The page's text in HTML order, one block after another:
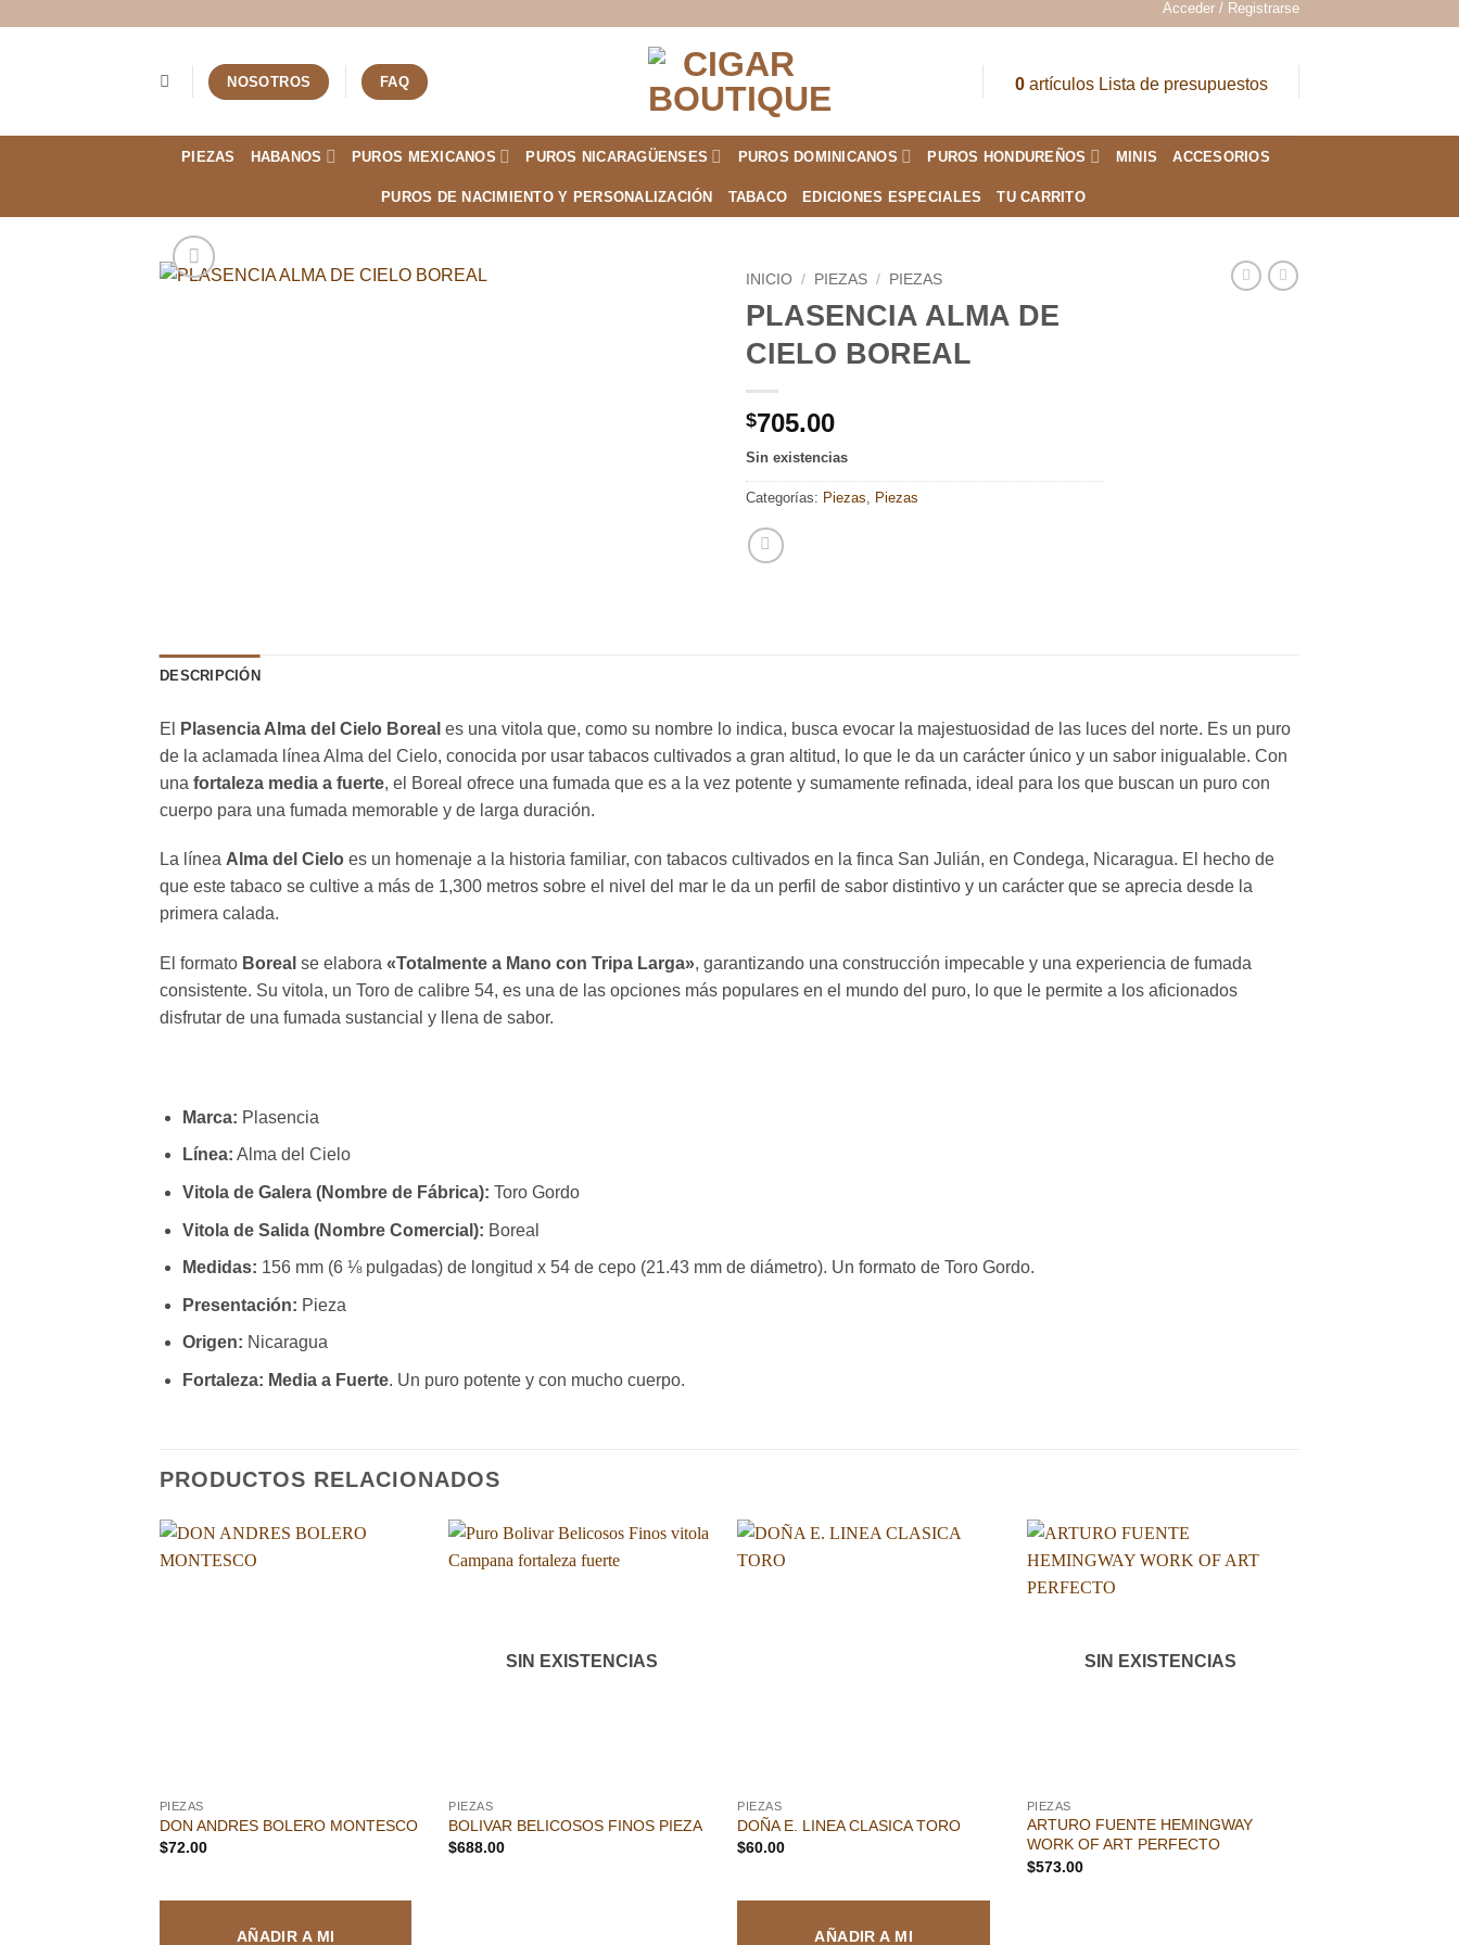
Acceder / Registrarse
NOSOTROS FAQ 0artículos Lista de presupuestos
PIEZAS HABANOS PUROS MEXICANOS PUROS NICARAGÜENSES PUROS DOMINICANOS PUROS HONDUREÑOS MINIS ACCESORIOS
PUROS DE NACIMIENTO Y PERSONALIZACIÓN TABACO EDICIONES ESPECIALES TU CARRITO
INICIO / PIEZAS / PIEZAS
PLASENCIA ALMA DE
CIELO BOREAL
$705.00
Sin existencias
Categorías: Piezas Piezas
DESCRIPCIÓN
El Plasencia Alma del Cielo Boreal es una vitola que, como su nombre lo indica, busca evocar la majestuosidad de las luces del norte. Es un puro
de la aclamada línea Alma del Cielo, conocida por usar tabacos cultivados a gran altitud, lo que le da un carácter único y un sabor inigualable. Con
una fortaleza media a fuerte, el Boreal ofrece una fumada que es a la vez potente y sumamente refinada, ideal para los que buscan un puro con
cuerpo para una fumada memorable y de larga duración.
La línea Alma del Cielo es un homenaje a la historia familiar, con tabacos cultivados en la finca San Julián, en Condega, Nicaragua. El hecho de
que este tabaco se cultive a más de 1,300 metros sobre el nivel del mar le da un perfil de sabor distintivo y un carácter que se aprecia desde la
primera calada.
El formato Boreal se elabora «Totalmente a Mano con Tripa Larga», garantizando una construcción impecable y una experiencia de fumada
consistente. Su vitola, un Toro de calibre 54, es una de las opciones más populares en el mundo del puro, lo que le permite a los aficionados
disfrutar de una fumada sustancial y llena de sabor.
Marca: Plasencia
Línea: Alma del Cielo
Vitola de Galera (Nombre de Fábrica): Toro Gordo
Vitola de Salida (Nombre Comercial): Boreal
Medidas: 156 mm (6 ⅛ pulgadas) de longitud x 54 de cepo (21.43 mm de diámetro). Un formato de Toro Gordo.
Presentación: Pieza
Origen: Nicaragua
Fortaleza: Media a Fuerte. Un puro potente y con mucho cuerpo.
PRODUCTOS RELACIONADOS
PIEZAS
DON ANDRES BOLERO MONTESCO
$72.00
AÑADIR A MI
SIN EXISTENCIAS
PIEZAS
BOLIVAR BELICOSOS FINOS PIEZA
$688.00
PIEZAS
DOÑA E. LINEA CLASICA TORO
$60.00
AÑADIR A MI
SIN EXISTENCIAS
PIEZAS
ARTURO FUENTE HEMINGWAY
WORK OF ART PERFECTO
$573.00